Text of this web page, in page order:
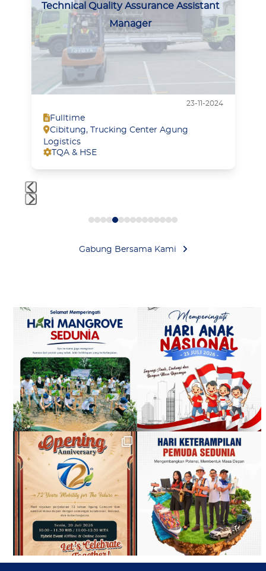
and
right
arrow
keys
access
carousel
navigation
buttons
Technical Quality Assurance Assistant
Manager
23-11-2024
Fulltime
Cibitung,
Trucking Center Agung
Logistics
TQA & HSE
first
Gabung Bersama Kami